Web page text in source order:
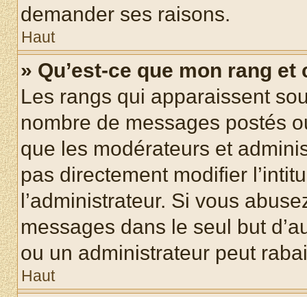
demander ses raisons.
Haut
» Qu’est-ce que mon rang
Les rangs qui apparaissent
nombre de messages postés
que les modérateurs et
pas directement modifier
l’administrateur. Si vous
messages dans le seul but
ou un administrateur peut
Haut